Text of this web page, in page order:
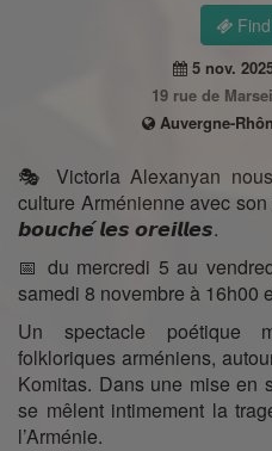
Find
5 nov.
19 rue de
Auvergne-
🎭 Victoria Alexanyan
culture Arménienne avec
𝙗𝙤𝙪𝙘𝙝𝙚́ 𝙡𝙚𝙨 𝙤𝙧𝙚𝙞𝙡𝙡𝙚𝙨.
📅 du mercredi 5 au
samedi 8 novembre à 16h00
Un spectacle poétique
folkloriques arméniens,
Komitas. Dans une mise en
se mêlent intimement la
l’Arménie.